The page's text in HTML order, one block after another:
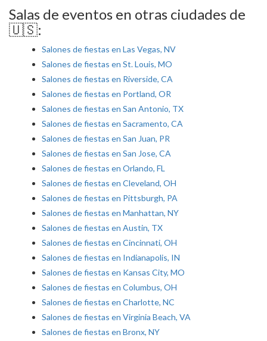
Salas de eventos en otras ciudades de
🇺🇸:
Salones de fiestas en Las Vegas, NV
Salones de fiestas en St. Louis, MO
Salones de fiestas en Riverside, CA
Salones de fiestas en Portland, OR
Salones de fiestas en San Antonio, TX
Salones de fiestas en Sacramento, CA
Salones de fiestas en San Juan, PR
Salones de fiestas en San Jose, CA
Salones de fiestas en Orlando, FL
Salones de fiestas en Cleveland, OH
Salones de fiestas en Pittsburgh, PA
Salones de fiestas en Manhattan, NY
Salones de fiestas en Austin, TX
Salones de fiestas en Cincinnati, OH
Salones de fiestas en Indianapolis, IN
Salones de fiestas en Kansas City, MO
Salones de fiestas en Columbus, OH
Salones de fiestas en Charlotte, NC
Salones de fiestas en Virginia Beach, VA
Salones de fiestas en Bronx, NY